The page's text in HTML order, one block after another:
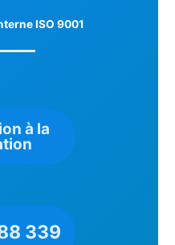
ISO 9001
à la
339